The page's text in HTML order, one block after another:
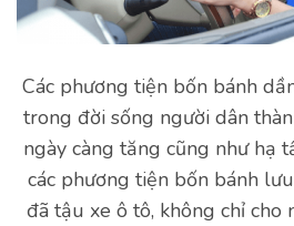
Các phương tiện bốn bánh
trong đời sống người dân
ngày càng tăng cũng như hạ
các phương tiện bốn bánh
đã tậu xe ô tô, không chỉ cho